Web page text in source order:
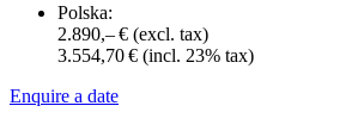
Polska:
2.890,– € (excl. tax)
3.554,70 € (incl. 23% tax)
Enquire a date